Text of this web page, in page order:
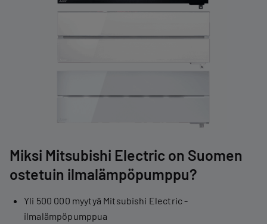
Miksi Mitsubishi Electric on Suomen
ostetuin ilmalämpöpumppu?
Yli 500 000 myytyä Mitsubishi Electric -
ilmalämpöpumppua